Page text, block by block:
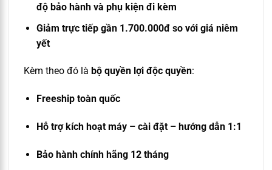
độ bảo hành và phụ kiện đi kèm
Giảm trực tiếp gần 1.700.000đ so với giá niêm
yết
Kèm theo đó là bộ quyền lợi độc quyền:
Freeship toàn quốc
Hỗ trợ kích hoạt máy – cài đặt – hướng dẫn 1:1
Bảo hành chính hãng 12 tháng